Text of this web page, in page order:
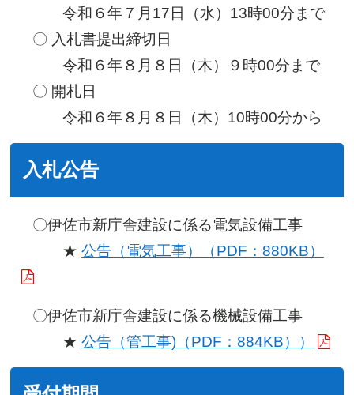
令和６年７月17日（水）13時00分まで
〇 入札書提出締切日
令和６年８月８日（木）９時00分まで
〇 開札日
令和６年８月８日（木）10時00分から
入札公告
〇伊佐市新庁舎建設に係る電気設備工事
★ 公告（電気工事）（PDF：880KB）
〇伊佐市新庁舎建設に係る機械設備工事
★ 公告（管工事)（PDF：884KB））